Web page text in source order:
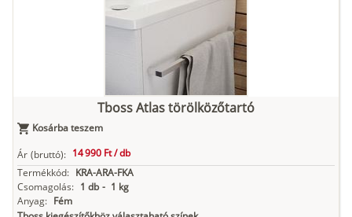
Grafit fa
Szupermatt
fehér
Kőszürke Füstös zöld
Antracit Matt fekete
Tboss Atlas törölközőtartó
Kosárba teszem
Ár (bruttó): 14 990 Ft /db
Termékkód: KRA-ARA-FKA
Csomagolás: 1 db - 1 kg
Anyag: Fém